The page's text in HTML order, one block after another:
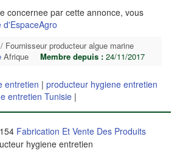
concernee par cette annonce, vous
d'EspaceAgro
Fournisseur producteur algue marine
Afrique Membre depuis : 24/11/2017
entretien | producteur hygiene entretien
entretien Tunisie |
Fabrication Et Vente Des Produits
hygiene entretien